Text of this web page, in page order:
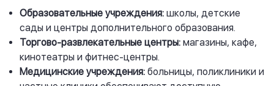
Образовательные учреждения: школы, детские
сады и центры дополнительного образования.
Торгово-развлекательные центры: магазины, кафе,
кинотеатры и фитнес-центры.
Медицинские учреждения: больницы, поликлиники и